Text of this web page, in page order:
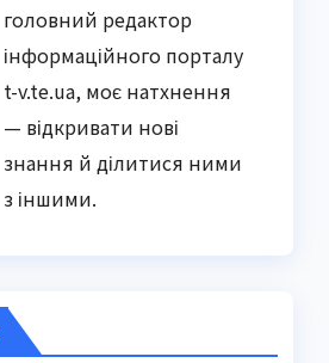
головний редактор
інформаційного порталу
t-v.te.ua, моє натхнення
— відкривати нові
знання й ділитися ними
з іншими.